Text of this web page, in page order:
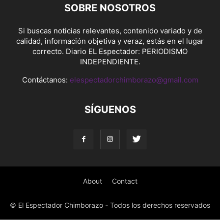
SOBRE NOSOTROS
Si buscas noticias relevantes, contenido variado y de
calidad, información objetiva y veraz, estás en el lugar
correcto. Diario EL Espectador: PERIODISMO
INDEPENDIENTE.
Contáctanos: elespectadorchimborazo@gmail.com
SÍGUENOS
About Contact
© El Espectador Chimborazo - Todos los derechos reservados